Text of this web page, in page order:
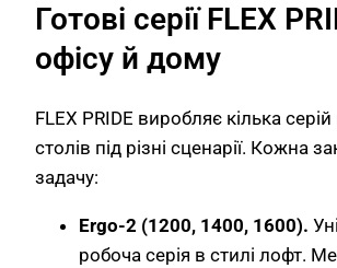
Готові серії FLEX
офісу й дому
FLEX PRIDE виробляє кілька
столів під різні сценарії. Кожна
задачу:
Ergo-2 (1200, 1400, 1600).
робоча серія в стилі лофт.